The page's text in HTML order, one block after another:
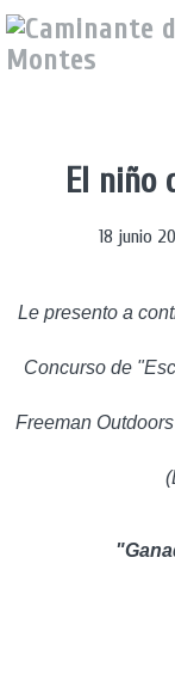
El niño
18 junio
Le presento a
Concurso de
Freeman